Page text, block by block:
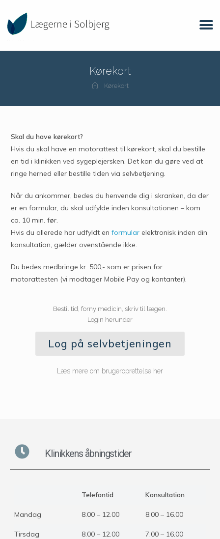
Kørekort
Kørekort
Skal du have kørekort?
Hvis du skal have en motorattest til kørekort, skal du bestille
en tid i klinikken ved sygeplejersken. Det kan du gøre ved at
ringe herned eller bestille tiden via selvbetjening.
Når du ankommer, bedes du henvende dig i skranken, da der
er en formular, du skal udfylde inden konsultationen – kom
ca. 10 min. før.
Hvis du allerede har udfyldt enformular elektronisk inden din
konsultation, gælder ovenstående ikke.
Du bedes medbringe kr. 500,- som er prisen for
motorattesten (vi modtager Mobile Pay og kontanter).
Bestil tid, forny medicin, skriv til lægen.
Login herunder
Log på selvbetjeningen
Læs mere om brugeroprettelse her
Klinikkens åbningstider
Telefontid Konsultation
Mandag 8.00 – 12.00 8.00 – 16.00
Tirsdag 8.00 – 12.00 7.00 – 16.00